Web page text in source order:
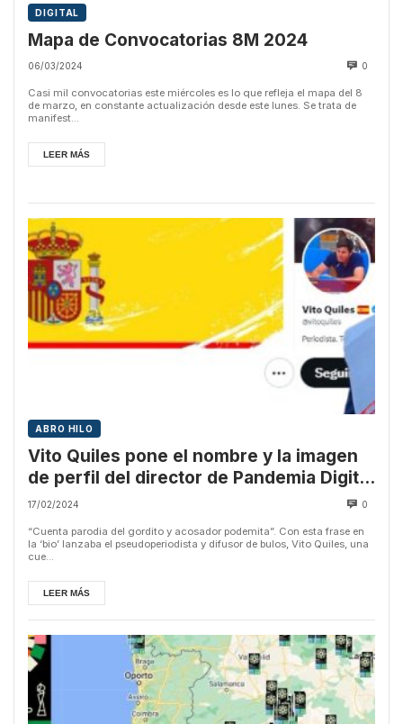
DIGITAL
Mapa de Convocatorias 8M 2024
06/03/2024 0
Casi mil convocatorias este miércoles es lo que refleja el mapa del 8
de marzo, en constante actualización desde este lunes. Se trata de
manifest...
LEER MÁS
ABRO HILO
Vito Quiles pone el nombre y la imagen
de perfil del director de Pandemia Digital
a una de sus cuentas falsas
17/02/2024 0
“Cuenta parodia del gordito y acosador podemita”. Con esta frase en
la ‘bio’ lanzaba el pseudoperiodista y difusor de bulos, Vito Quiles, una
cue...
LEER MÁS